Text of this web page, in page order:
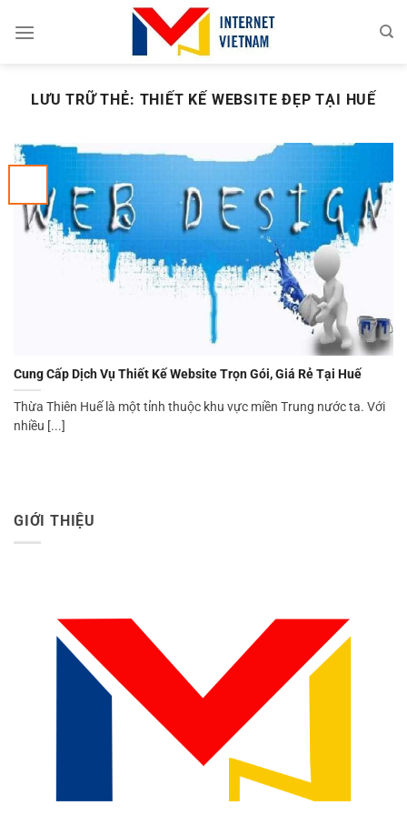
đến
LƯU TRỮ THẺ: THIẾT KẾ WEBSITE ĐẸP TẠI HUẾ
Cung Cấp Dịch Vụ Thiết Kế Website Trọn Gói, Giá Rẻ Tại Huế
Thừa Thiên Huế là một tỉnh thuộc khu vực miền Trung nước ta. Với
nhiều [...]
GIỚI THIỆU